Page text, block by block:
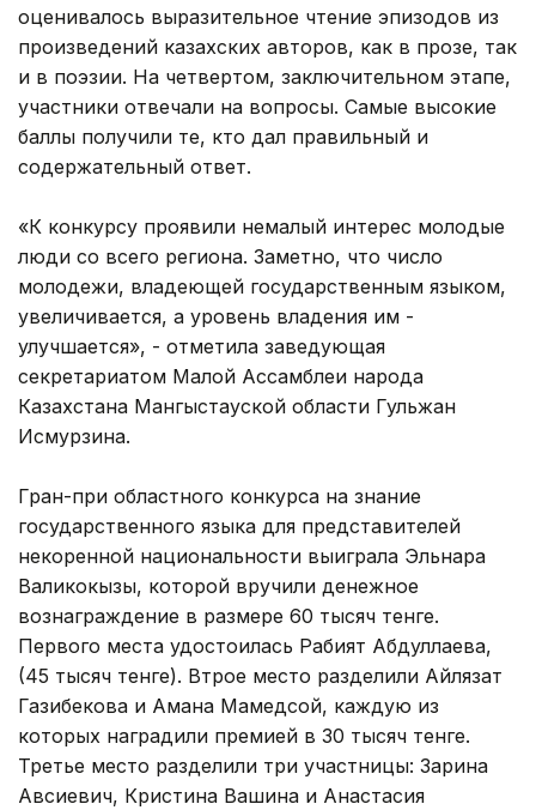
оценивалось выразительное чтение эпизодов из
произведений казахских авторов, как в прозе, так
и в поэзии. На четвертом, заключительном этапе,
участники отвечали на вопросы. Самые высокие
баллы получили те, кто дал правильный и
содержательный ответ.
«К конкурсу проявили немалый интерес молодые
люди со всего региона. Заметно, что число
молодежи, владеющей государственным языком,
увеличивается, а уровень владения им -
улучшается», - отметила заведующая
секретариатом Малой Ассамблеи народа
Казахстана Мангыстауской области Гульжан
Исмурзина.
Гран-при областного конкурса на знание
государственного языка для представителей
некоренной национальности выиграла Эльнара
Валикокызы, которой вручили денежное
вознаграждение в размере 60 тысяч тенге.
Первого места удостоилась Рабият Абдуллаева,
(45 тысяч тенге). Втрое место разделили Айлязат
Газибекова и Амана Мамедсой, каждую из
которых наградили премией в 30 тысяч тенге.
Третье место разделили три участницы: Зарина
Авсиевич, Кристина Вашина и Анастасия